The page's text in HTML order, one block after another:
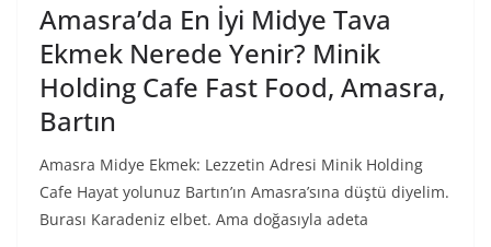
Amasra’da En İyi Midye Tava
Ekmek Nerede Yenir? Minik
Holding Cafe Fast Food, Amasra,
Bartın
Amasra Midye Ekmek: Lezzetin Adresi Minik Holding
Cafe Hayat yolunuz Bartın’ın Amasra’sına düştü diyelim.
Burası Karadeniz elbet. Ama doğasıyla adeta